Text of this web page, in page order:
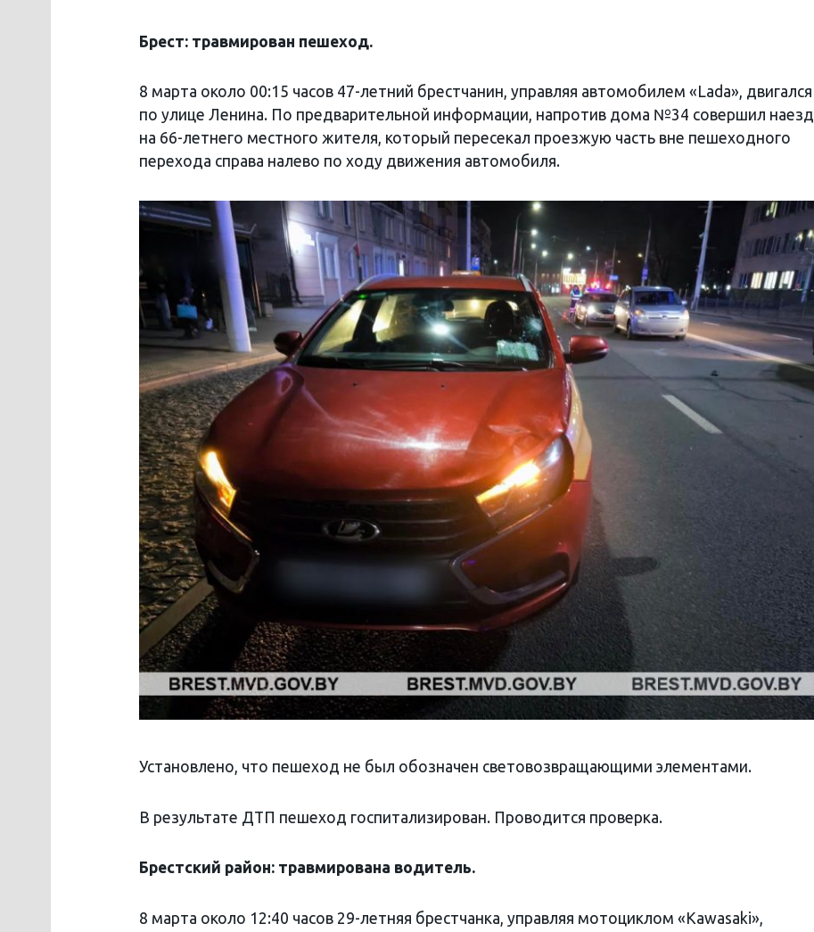
Брест: травмирован пешеход.
8 марта около 00:15 часов 47-летний брестчанин, управляя автомобилем «Lada», двигался
по улице Ленина. По предварительной информации, напротив дома №34 совершил наезд
на 66-летнего местного жителя, который пересекал проезжую часть вне пешеходного
перехода справа налево по ходу движения автомобиля.
Установлено, что пешеход не был обозначен световозвращающими элементами.
В результате ДТП пешеход госпитализирован. Проводится проверка.
Брестский район: травмирована водитель.
8 марта около 12:40 часов 29-летняя брестчанка, управляя мотоциклом «Kawasaki»,